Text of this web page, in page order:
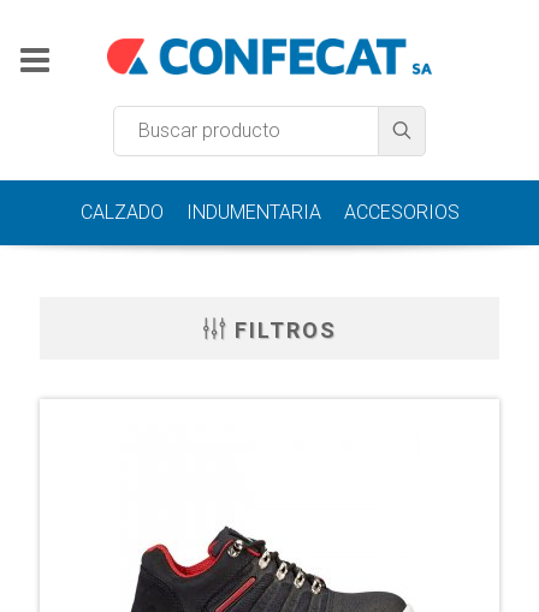
CALZADO INDUMENTARIA ACCESORIOS
FILTROS